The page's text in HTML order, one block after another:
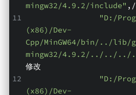
mingw32/4.9.2/include"
"D:/
(x86)/Dev-
Cpp/MinGW64/bin/../lib/
mingw32/4.9.2/../../../
修改
"D:/
(x86)/Dev-